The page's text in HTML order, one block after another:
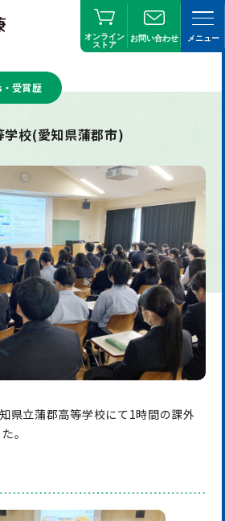
オンライン
ストア
お問い合わせ メニュー
受賞歴
校(愛知県蒲郡市)
県立蒲郡高等学校にて1時間の課外
。